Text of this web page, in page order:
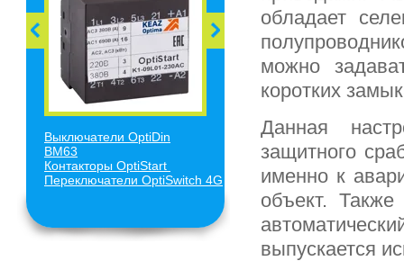
обладает
можно
коротких
Данная
защитного
именно к
объект.
выпускается
Выключатели OptiDin
BM63
Контакторы OptiStart
Переключатели OptiSwitch 4G